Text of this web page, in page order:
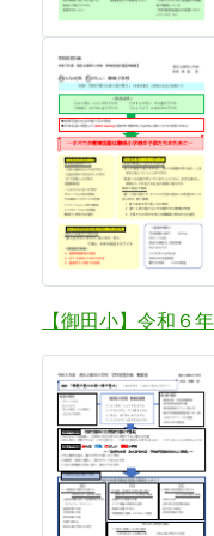
【御田小】令和６